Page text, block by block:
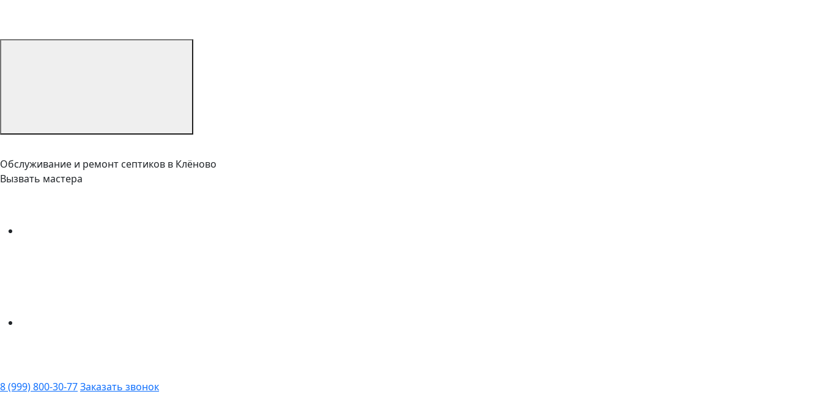
Обслуживание и ремонт септиков в Клёново
Вызвать мастера
8 (999) 800-30-77Заказать звонок